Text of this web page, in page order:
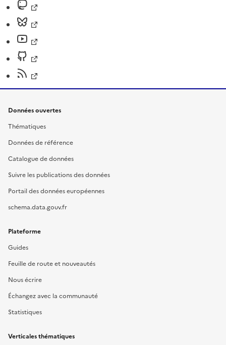
Données ouvertes
Thématiques
Données de référence
Catalogue de données
Suivre les publications des données
Portail des données européennes
schema.data.gouv.fr
Plateforme
Guides
Feuille de route et nouveautés
Nous écrire
Échangez avec la communauté
Statistiques
Verticales thématiques